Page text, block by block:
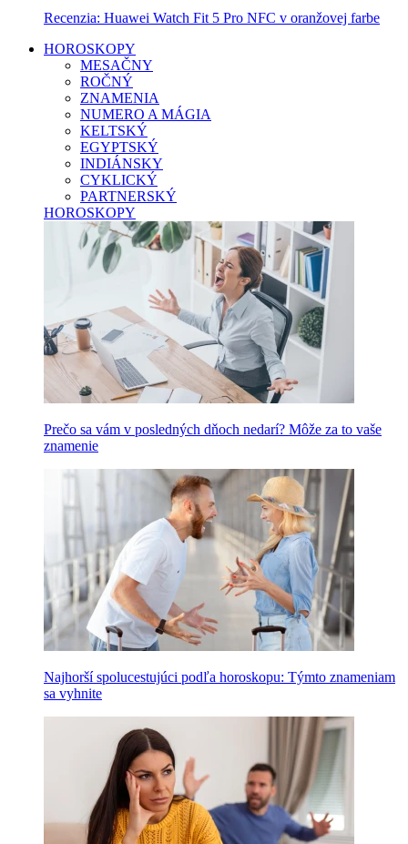
Recenzia: Huawei Watch Fit 5 Pro NFC v oranžovej farbe
HOROSKOPY
MESAČNY
ROČNÝ
ZNAMENIA
NUMERO A MÁGIA
KELTSKÝ
EGYPTSKÝ
INDIÁNSKY
CYKLICKÝ
PARTNERSKÝ
HOROSKOPY
Prečo sa vám v posledných dňoch nedarí? Môže za to vaše
znamenie
Najhorší spolucestujúci podľa horoskopu: Týmto znameniam
sa vyhnite